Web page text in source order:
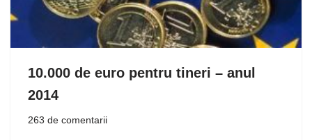
10.000 de euro pentru tineri – anul
2014
263 de comentarii